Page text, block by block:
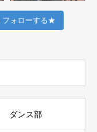
フォローする★
ダンス部